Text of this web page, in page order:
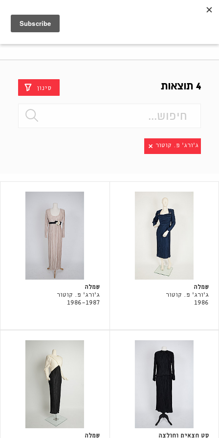
4 תוצאות סינון
ג'ורג' פ. קוטור
שמלה
ג'ורג' פ. קוטור
1986
שמלה
ג'ורג' פ. קוטור
1986-1987
סט חצאית וחולצה שמלה